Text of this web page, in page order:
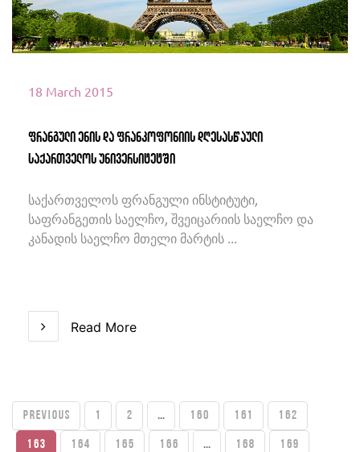
18 March 2015
ფრანგული ენის და ფრანკოფონიის დღესასწაული
საქართველოს უნივერსიტეტში
საქართველოს ფრანგული ინსტიტუტი,
საფრანგეთის საელჩო, შვეიცარიის საელჩო და
კანადის საელჩო მთელი მარტის ...
Read More
PREVIOUS 1 2 ... 160 161 162
163 164 165 166 ... 168 169